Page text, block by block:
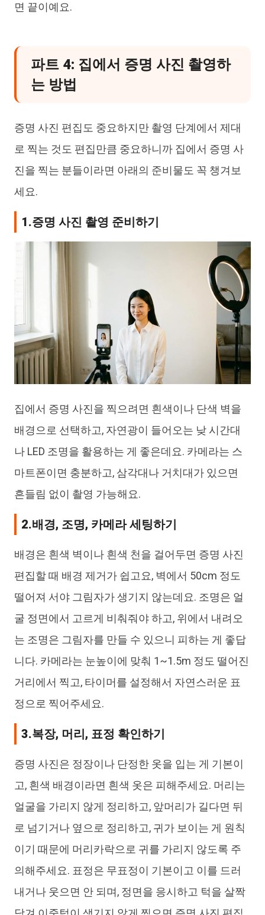
면 끝이예요.
파트 4: 집에서 증명 사진 촬영하
는 방법
증명 사진 편집도 중요하지만 촬영 단계에서 제대
로 찍는 것도 편집만큼 중요하니까 집에서 증명 사
진을 찍는 분들이라면 아래의 준비물도 꼭 챙겨보
세요.
1.증명 사진 촬영 준비하기
집에서 증명 사진을 찍으려면 흰색이나 단색 벽을
배경으로 선택하고, 자연광이 들어오는 낮 시간대
나 LED 조명을 활용하는 게 좋은데요. 카메라는 스
마트폰이면 충분하고, 삼각대나 거치대가 있으면
흔들림 없이 촬영 가능해요.
2.배경, 조명, 카메라 세팅하기
배경은 흰색 벽이나 흰색 천을 걸어두면 증명 사진
편집할 때 배경 제거가 쉽고요, 벽에서 50cm 정도
떨어져 서야 그림자가 생기지 않는데요. 조명은 얼
굴 정면에서 고르게 비춰줘야 하고, 위에서 내려오
는 조명은 그림자를 만들 수 있으니 피하는 게 좋답
니다. 카메라는 눈높이에 맞춰 1~1.5m 정도 떨어진
거리에서 찍고, 타이머를 설정해서 자연스러운 표
정으로 찍어주세요.
3.복장, 머리, 표정 확인하기
증명 사진은 정장이나 단정한 옷을 입는 게 기본이
고, 흰색 배경이라면 흰색 옷은 피해주세요. 머리는
얼굴을 가리지 않게 정리하고, 앞머리가 길다면 뒤
로 넘기거나 옆으로 정리하고, 귀가 보이는 게 원칙
이기 때문에 머리카락으로 귀를 가리지 않도록 주
의해주세요. 표정은 무표정이 기본이고 이를 드러
내거나 웃으면 안 되며, 정면을 응시하고 턱을 살짝